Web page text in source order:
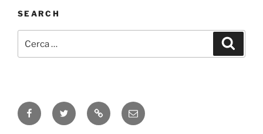
SEARCH
FacebookTwitter InstagramEmail